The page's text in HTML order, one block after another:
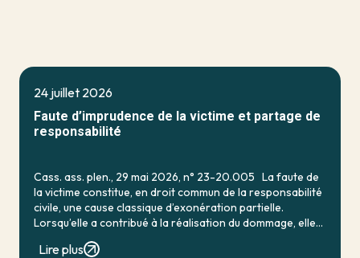
24 juillet 2026
Faute d’imprudence de la victime et partage de
responsabilité
Cass. ass. plen., 29 mai 2026, n° 23-20.005 La faute de
la victime constitue, en droit commun de la responsabilité
civile, une cause classique d’exonération partielle.
Lorsqu’elle a contribué à la réalisation du dommage, elle
conduit en principe à […]
Lire plus